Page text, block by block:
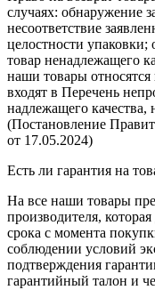
случаях: обнаружение
несоответствие
целостности
товар ненадлежащего
наши товары
входят в Перечень
надлежащего
(Постановление
от 17.05.2024)
Есть ли гарантия на
На все наши товары
производителя,
срока с момента
соблюдении условий
подтверждения
гарантийный талон и